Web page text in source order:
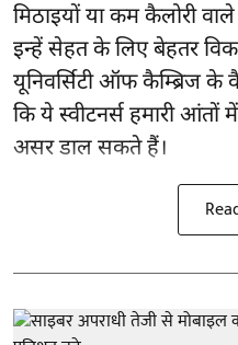
मिठाइयों या कम कैलोरी
इन्हें सेहत के लिए बेहतर
यूनिवर्सिटी ऑफ कैम्ब्रिज के
कि ये स्वीटनर्स हमारी आंतों
असर डाल सकते हैं।